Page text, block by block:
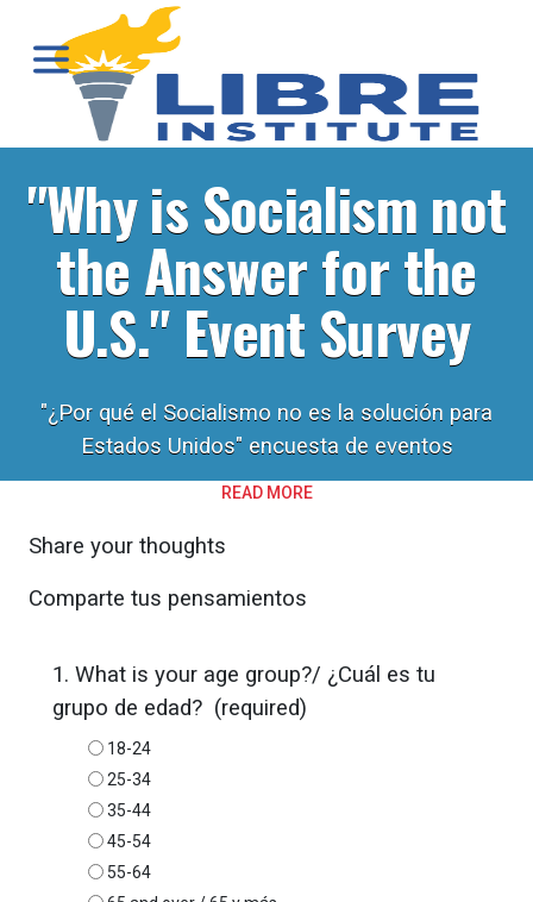
"Why is Socialism not
the Answer for the
U.S." Event Survey
"¿Por qué el Socialismo no es la solución para
Estados Unidos" encuesta de eventos
Share your thoughts
Comparte tus pensamientos
1. What is your age group?/ ¿Cuál es tu
grupo de edad? (required)
18-24
25-34
35-44
45-54
55-64
READ MORE